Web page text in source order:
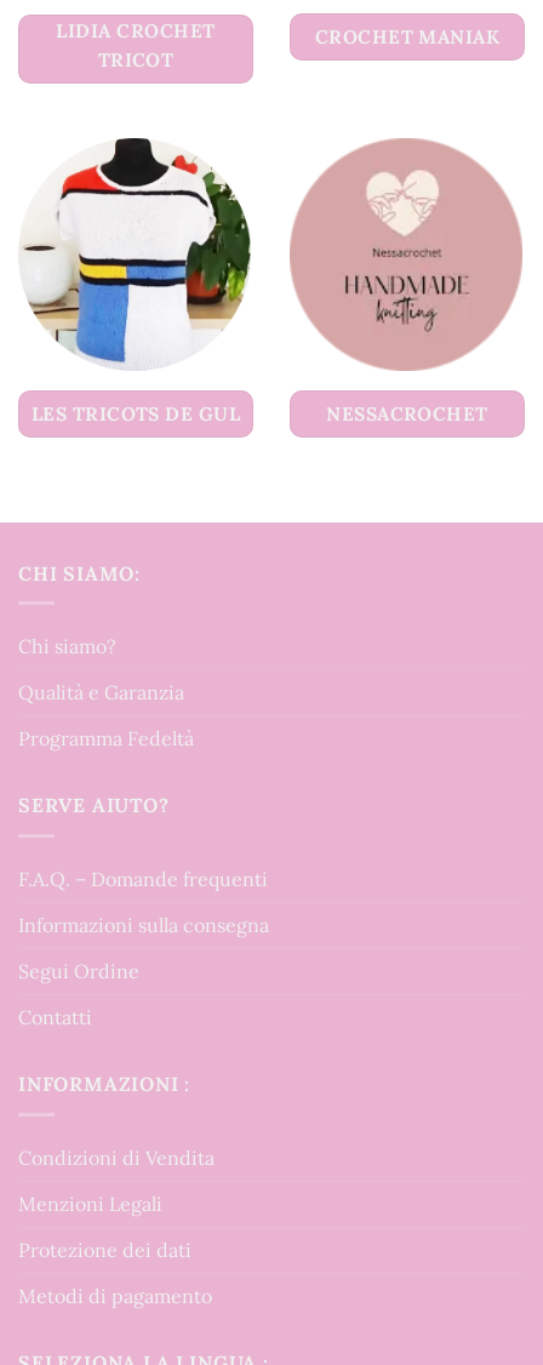
LIDIA CROCHET
TRICOT
CROCHET MANIAK
LES TRICOTS DE GUL NESSACROCHET
CHI SIAMO:
Chi siamo?
Qualità e Garanzia
Programma Fedeltà
SERVE AIUTO?
F.A.Q. – Domande frequenti
Informazioni sulla consegna
Segui Ordine
Contatti
INFORMAZIONI :
Condizioni di Vendita
Menzioni Legali
Protezione dei dati
Metodi di pagamento